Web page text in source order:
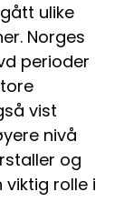
ulike
Norges
perioder
vist
nivå
og
rolle i